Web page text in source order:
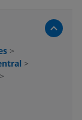
>
>
>